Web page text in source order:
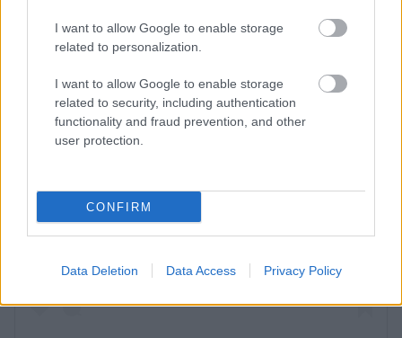
I want to allow Google to enable storage
related to personalization.
I want to allow Google to enable storage
related to security, including authentication
functionality and fraud prevention, and other
user protection.
CONFIRM
Data Deletion Data Access Privacy Policy